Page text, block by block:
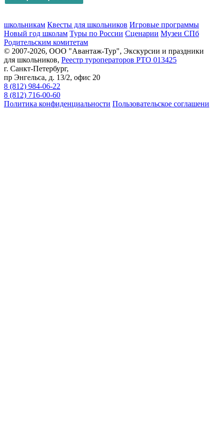
школьникам Квесты для школьников Игровые программы
Новый год школам Туры по России Сценарии Музеи СПб
Родительским комитетам
© 2007-2026, ООО "Авантаж-Тур", Экскурсии и праздники
для школьников, Реестр туроператоров РТО 013425
г. Санкт-Петербург,
пр Энгельса, д. 13/2, офис 20
8 (812) 984-06-22
8 (812) 716-00-60
Политика конфиденциальности Пользовательское соглашени